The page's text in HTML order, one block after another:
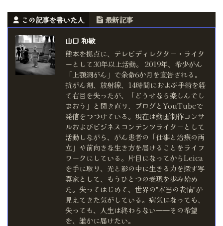
この記事を書いた人
最新記事
山口 和敏
熊本を拠点に、テレビディレクター・ライタ
ーとして30年以上活動。 2019年、希少がん
「上顎洞がん」で余命6か月を宣告される。
抗がん剤、放射線、14時間におよぶ手術を経
て右目を失ったが、「どうせなら楽しんでし
まおう」と開き直り、ブログとYouTubeで
発信をつづけている。現在は動画制作コンサ
ルおよびビジネスコンテンツライターとして
活動しながら、がん患者の「仕事と治療の両
立」や前向きな生き方を届けることをライフ
ワークにしている。片目になってからLeica
を手に取り、光と影の中に生きる力を探す写
真家として、もうひとつの表現を歩み始め
た。失ってはじめて、世界の"本当の表情"が
見えてきた気がしている。病気になっても、
失っても、人生は終わらない――その希望
を、誰かに届けたい。